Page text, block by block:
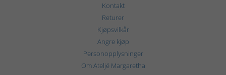
Kontakt
Returer
Kjøpsvilkår
Angre kjøp
Personopplysninger
Om Ateljé Margaretha